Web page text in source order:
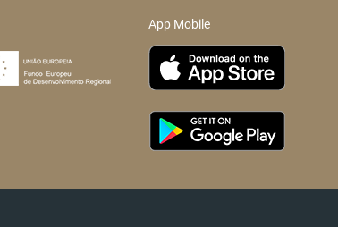
App Mobile